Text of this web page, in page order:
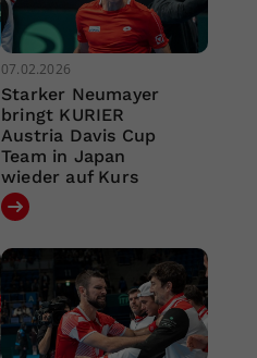
07.02.2026
Starker Neumayer
bringt KURIER
Austria Davis Cup
Team in Japan
wieder auf Kurs